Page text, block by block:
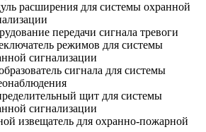
расширения для системы охранной
передачи сигнала тревоги
режимов для системы
сигнализации
сигнала для системы
щит для системы
сигнализации
извещатель для охранно-пожарной